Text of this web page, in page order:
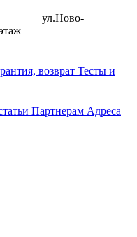
ул.Ново-
возврат Тесты и
Партнерам Адреса